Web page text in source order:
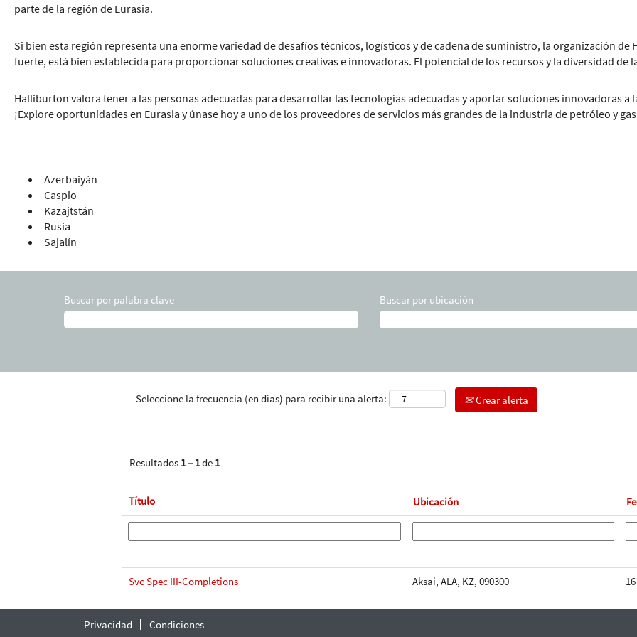
parte de la región de Eurasia.
Si bien esta región representa una enorme variedad de desafíos técnicos, logísticos y de cadena de suministro, la organización
fuerte, está bien establecida para proporcionar soluciones creativas e innovadoras. El potencial de los recursos y la diversidad de
Halliburton valora tener a las personas adecuadas para desarrollar las tecnologías adecuadas y aportar soluciones innovadoras
¡Explore oportunidades en Eurasia y únase hoy a uno de los proveedores de servicios más grandes de la industria de petróleo y
Azerbaiyán
Caspio
Kazajtstán
Rusia
Sajalín
Buscar por palabra clave Buscar por ubicación
Seleccione la frecuencia (en días) para recibir una alerta: Crear alerta
Resultados 1 – 1de 1
Título Ubicación
Svc Spec III-Completions Aksai, ALA, KZ, 090300
Privacidad Condiciones